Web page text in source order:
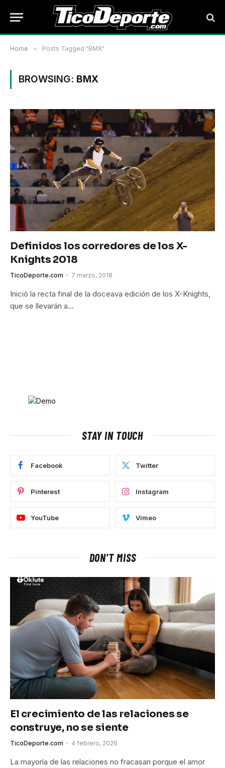
Home » Posts Tagged "BMX"
BROWSING: BMX
Definidos los corredores de los X-
Knights 2018
TicoDeporte.com 7 marzo, 2018
Inició la recta final de la doceava edición de los X-Knights,
que se llevarán a…
STAY IN TOUCH
Facebook Twitter
Pinterest Instagram
YouTube Vimeo
DON'T MISS
El crecimiento de las relaciones se
construye, no se siente
TicoDeporte.com 4 febrero, 2026
La mayoría de las relaciones no fracasan porque el amor